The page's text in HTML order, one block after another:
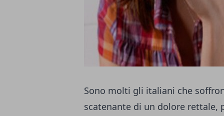
Sono molti gli italiani che
scatenante di un dolore rettale,